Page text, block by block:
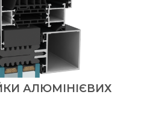
АЛЮМІНІЄВИХ